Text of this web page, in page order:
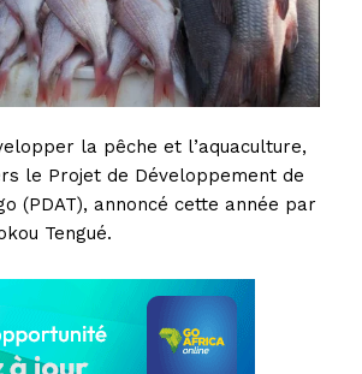
la pêche et l’aquaculture,
le Projet de Développement de
(PDAT), annoncé cette année par
Tengué.